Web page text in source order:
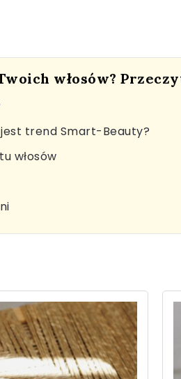
włosów?
jest trend Smart-Beauty?
włosów